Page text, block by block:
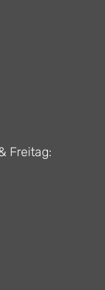
Freitag: